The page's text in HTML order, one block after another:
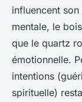
influencent
mentale, le
que le quartz
émotionnelle.
intentions
spirituelle)